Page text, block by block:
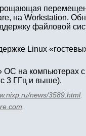
на Workstation.
файловой
Linux
на компьютерах
с 3 ГГц и выше).
news/3589.html.